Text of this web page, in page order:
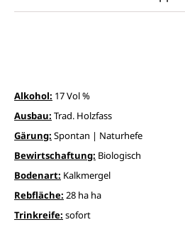
Alkohol: 17 Vol %
Ausbau: Trad. Holzfass
Gärung: Spontan | Naturhefe
Bewirtschaftung: Biologisch
Bodenart: Kalkmergel
Rebfläche: 28 ha ha
Trinkreife: sofort